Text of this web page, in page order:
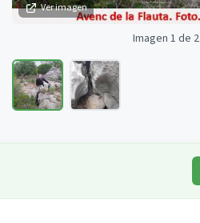
Ver imagen
Imagen 1 de 2